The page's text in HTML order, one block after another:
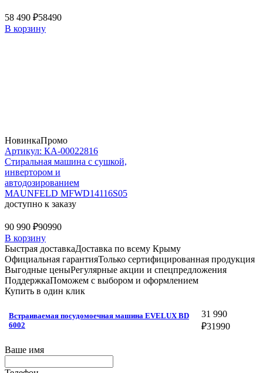
58 490 ₽58490
В корзину
НовинкаПромо
Артикул: КА-00022816
Стиральная машина c сушкой,
инвертором и
автодозированием
MAUNFELD MFWD14116S05
доступно к заказу
90 990 ₽90990
В корзину
Быстрая доставкаДоставка по всему Крыму
Официальная гарантияТолько сертифицированная продукция
Выгодные ценыРегулярные акции и спецпредложения
ПоддержкаПоможем с выбором и оформлением
Купить в один клик
Встраиваемая посудомоечная машина EVELUX BD
6002
31 990
₽31990
Ваше имя